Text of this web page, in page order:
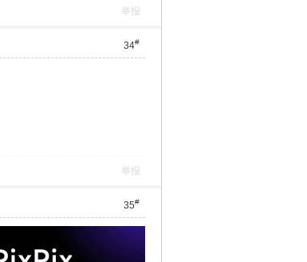
举报
34#
举报
35#